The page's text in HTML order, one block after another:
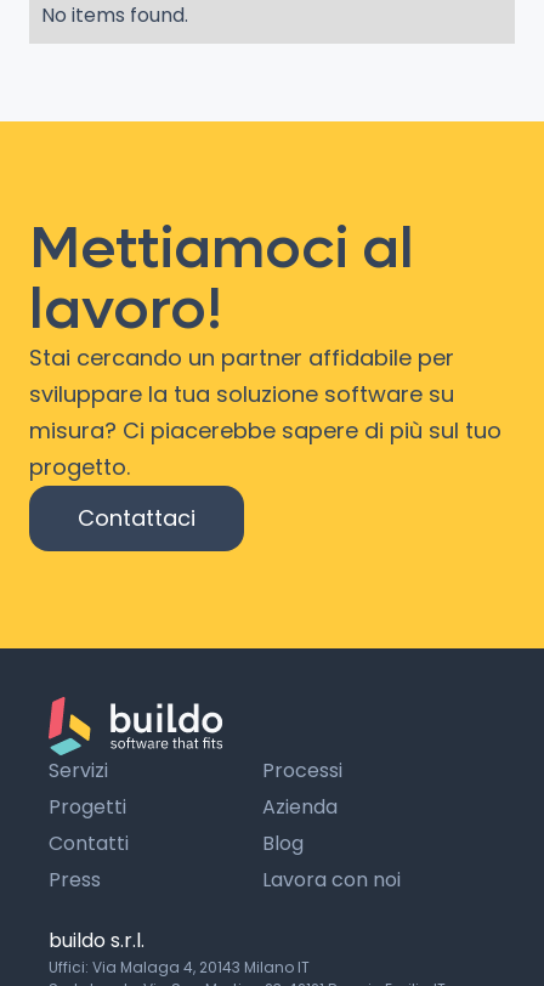
No items found.
Mettiamoci al
lavoro!
Stai cercando un partner affidabile per
sviluppare la tua soluzione software su
misura? Ci piacerebbe sapere di più sul tuo
progetto.
Contattaci
Servizi
Processi
Progetti
Azienda
Contatti
Blog
Press
Lavora con noi
buildo s.r.l.
Uffici: Via Malaga 4, 20143 Milano IT